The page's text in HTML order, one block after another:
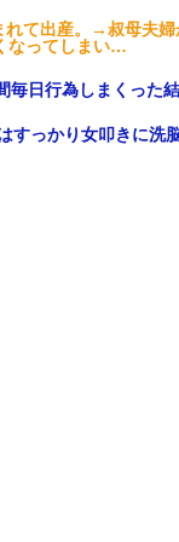
て出産。→叔母夫
なってしまい…
毎日行為しまくった
すっかり女叩きに洗